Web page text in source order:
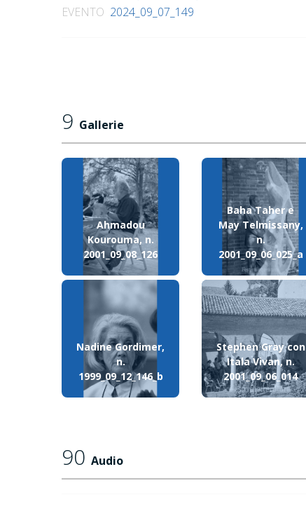
EVENTO 2024_09_07_149
9 Gallerie
Ahmadou
Kourouma, n.
2001_09_08_126
Baha Taher e
May Telmissany,
n.
2001_09_06_025_a
Nadine Gordimer,
n.
1999_09_12_146_b
Stephen Gray con
Itala Vivan, n.
2001_09_06_014
90 Audio